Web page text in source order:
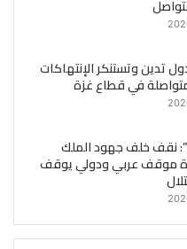
تدين وتستنكر الإنتهاكات
في قطاع غزة
نقف خلف جهود الملك
موقف عربي ودولي يوقف